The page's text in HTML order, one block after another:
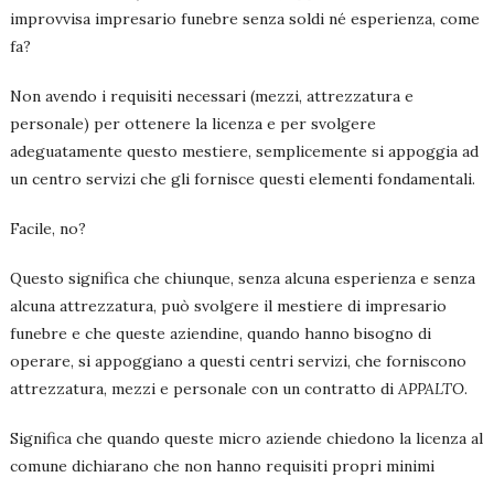
improvvisa impresario funebre senza soldi né esperienza, come
fa?
Non avendo i requisiti necessari (mezzi, attrezzatura e
personale) per ottenere la licenza e per svolgere
adeguatamente questo mestiere, semplicemente si appoggia ad
un centro servizi che gli fornisce questi elementi fondamentali.
Facile, no?
Questo significa che chiunque, senza alcuna esperienza e senza
alcuna attrezzatura, può svolgere il mestiere di impresario
funebre e che queste aziendine, quando hanno bisogno di
operare, si appoggiano a questi centri servizi, che forniscono
attrezzatura, mezzi e personale con un contratto di APPALTO.
Significa che quando queste micro aziende chiedono la licenza al
comune dichiarano che non hanno requisiti propri minimi